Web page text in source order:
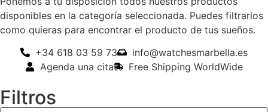
disponibles en la categoría seleccionada. Puedes filtrarlos
como quieras para encontrar el producto de tus sueños.
+34 618 03 59 73
info@watchesmarbella.es
Agenda una cita
Free Shipping WorldWide
Filtros